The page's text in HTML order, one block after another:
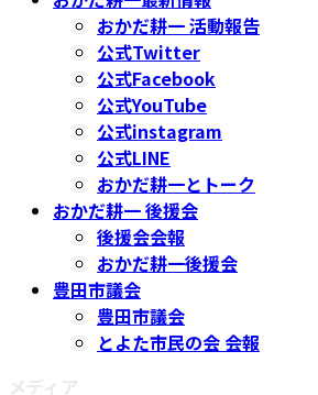
おかだ耕一 活動報告
公式Twitter
公式Facebook
公式YouTube
公式instagram
公式LINE
おかだ耕一とトーク
おかだ耕一 後援会
後援会会報
おかだ耕一後援会
豊田市議会
豊田市議会
とよた市民の会 会報